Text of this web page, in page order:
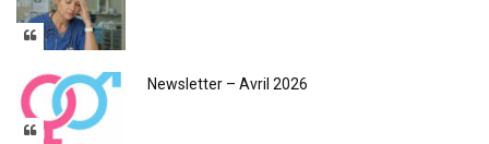
Newsletter – Avril 2026